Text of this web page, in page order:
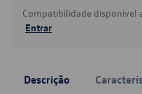
Compatibilidade disponível
Entrar
Descrição